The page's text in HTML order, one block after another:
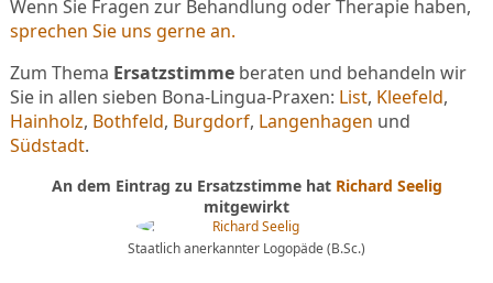
Wenn Sie Fragen zur Behandlung oder Therapie haben,
sprechen Sie uns gerne an.
Zum Thema Ersatzstimmeberaten und behandeln wir
Sie in allen sieben Bona-Lingua-Praxen: List, Kleefeld,
Hainholz, Bothfeld, Burgdorf, Langenhagen und
Südstadt.
An dem Eintrag zu Ersatzstimme hat Richard Seelig
mitgewirkt
Staatlich anerkannter Logopäde (B.Sc.)